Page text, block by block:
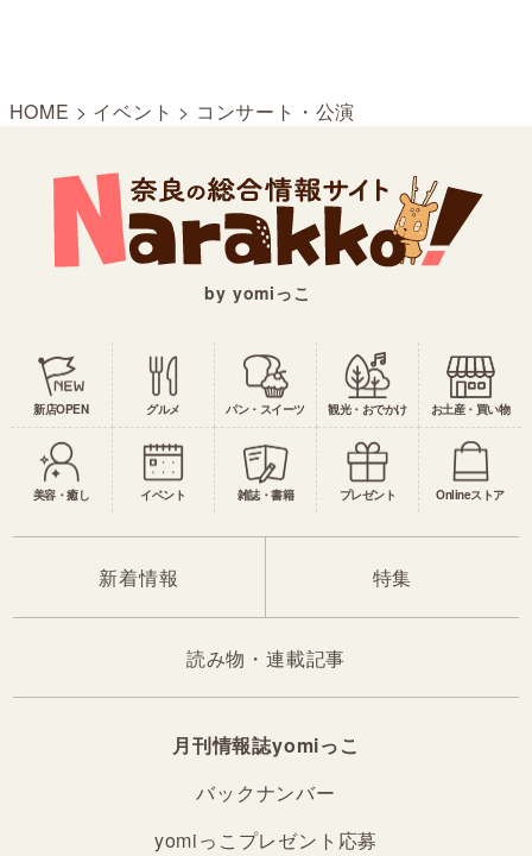
HOME > イベント > コンサート・公演
by yomiっこ
新店OPEN グルメ パン・スイーツ 観光・おでかけ お土産・買い物
美容・癒し イベント 雑誌・書籍 プレゼント Onlineストア
新着情報 特集
読み物・連載記事
月刊情報誌yomiっこ
バックナンバー
yomiっこプレゼント応募